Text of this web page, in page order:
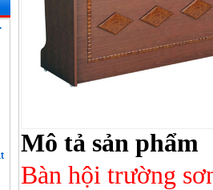
Mô tả sản phẩm
Bàn hội trường